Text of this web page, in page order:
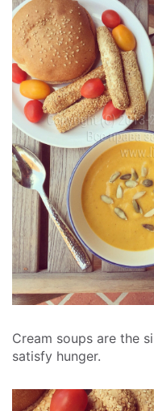
Cream soups are the
satisfy hunger.